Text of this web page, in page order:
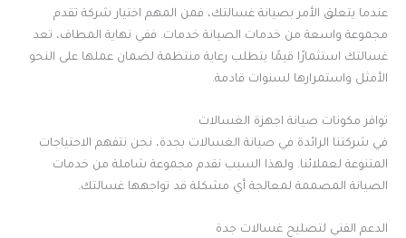
عندما يتعلق الأمر بصيانة غسالتك، فمن المهم اختيار شركة تقدم
مجموعة واسعة من خدمات الصيانة خدمات. ففي نهاية المطاف، تعد
غسالتك استثمارًا قيمًا يتطلب رعاية منتظمة لضمان عملها على النحو
الأمثل واستمرارها لسنوات قادمة.
توافر مكونات صيانة اجهزة الغسالات
في شركتنا الرائدة في صيانة الغسالات بجدة، نحن نتفهم الاحتياجات
المتنوعة لعملائنا. ولهذا السبب نقدم مجموعة شاملة من خدمات
الصيانة المصممة لمعالجة أي مشكلة قد تواجهها غسالتك.
الدعم الفني لتصليح غسالات جدة